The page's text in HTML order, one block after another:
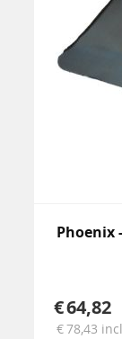
Phoenix
64,82
78,43